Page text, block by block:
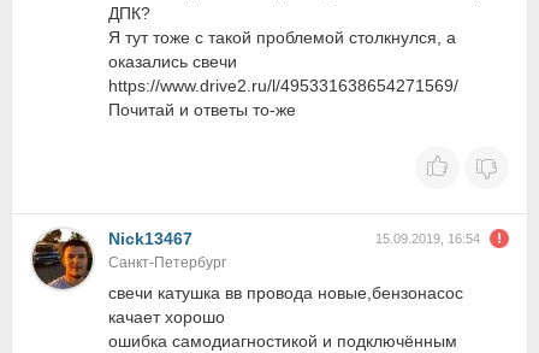
ДПК?
Я тут тоже с такой проблемой столкнулся, а
оказались свечи
https://www.drive2.ru/l/495331638654271569/
Почитай и ответы то-же
Nick13467 15.09.2019, 16:54
Санкт-Петербург
свечи катушка вв провода новые,бензонасос
качает хорошо
ошибка самодиагностикой и подключённым